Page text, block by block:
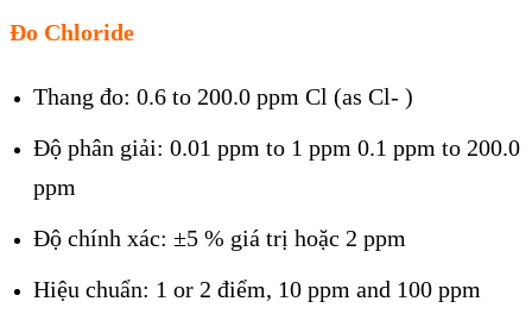
Đo Chloride
Thang đo: 0.6 to 200.0 ppm Cl (as Cl- )
Độ phân giải: 0.01 ppm to 1 ppm 0.1 ppm to 200.0
ppm
Độ chính xác: ±5 % giá trị hoặc 2 ppm
Hiệu chuẩn: 1 or 2 điểm, 10 ppm and 100 ppm